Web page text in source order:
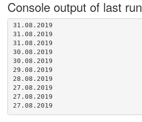
Console output of last run